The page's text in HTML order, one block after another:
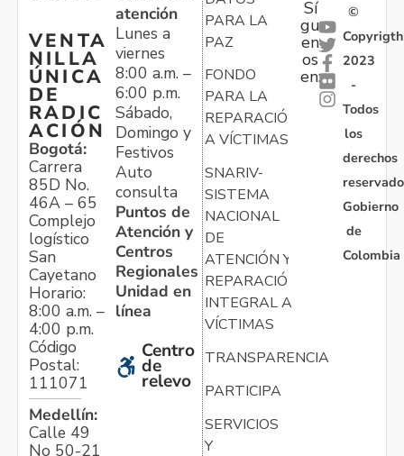
VENTA
NILLA
ÚNICA
DE
RADIC
ACIÓN
Bogotá:
Carrera
85D No.
46A – 65
Complejo
logístico
San
Cayetano
Horario:
8:00 a.m. –
4:00 p.m.
Código
Postal:
111071
Medellín:
Calle 49
No 50-21
atención
Lunes a
viernes
8:00 a.m. –
6:00 p.m.
Sábado,
Domingo y
Festivos
Auto
consulta
Puntos de
Atención y
Centros
Regionales
Unidad en
línea
Centro
de
relevo
PARA LA
PAZ
FONDO
PARA LA
REPARACIÓN
A VÍCTIMAS
SNARIV-
SISTEMA
NACIONAL
DE
ATENCIÓN Y
REPARACIÓN
INTEGRAL A
VÍCTIMAS
TRANSPARENCIA
PARTICIPA
SERVICIOS
Y
Sí
gu
en
os
en:
©
Copyrigth
2023
-
Todos
los
derechos
Gobierno
de
Colombia